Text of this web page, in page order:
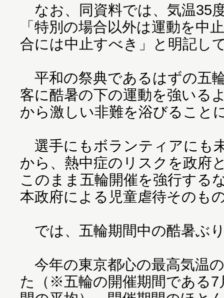
なお、同資料では、気温35
「特別の場合以外は運動を中
合には中止すべき」と明記し
平和の祭典であるはずの五
客に酷暑の下の運動を強いる
から激しい非難を浴びること
選手にもボランティアにも
から、熱中症のリスクを政府
このまま五輪開催を強行する
本政府による児童虐待そのも
では、五輪期間中の酷暑ぶ
今年の東京都心の最高気温
た（※五輪の開催期間である7